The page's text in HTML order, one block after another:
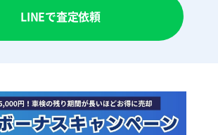
LINEで査定依頼